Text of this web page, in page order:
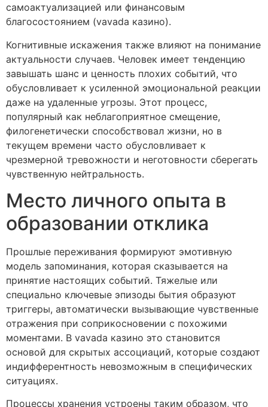
самоактуализацией или финансовым
благосостоянием (vavada казино).
Когнитивные искажения также влияют на понимание
актуальности случаев. Человек имеет тенденцию
завышать шанс и ценность плохих событий, что
обусловливает к усиленной эмоциональной реакции
даже на удаленные угрозы. Этот процесс,
популярный как неблагоприятное смещение,
филогенетически способствовал жизни, но в
текущем времени часто обусловливает к
чрезмерной тревожности и неготовности сберегать
чувственную нейтральность.
Место личного опыта в
образовании отклика
Прошлые переживания формируют эмотивную
модель запоминания, которая сказывается на
принятие настоящих событий. Тяжелые или
специально ключевые эпизоды бытия образуют
триггеры, автоматически вызывающие чувственные
отражения при соприкосновении с похожими
моментами. В vavada казино это становится
основой для скрытых ассоциаций, которые создают
индифферентность невозможным в специфических
ситуациях.
Процессы хранения устроены таким образом, что